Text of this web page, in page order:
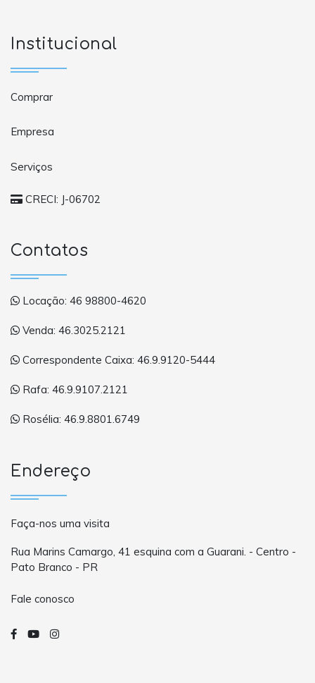
Institucional
Comprar
Empresa
Serviços
CRECI: J-06702
Contatos
Locação: 46 98800-4620
Venda: 46.3025.2121
Correspondente Caixa: 46.9.9120-5444
Rafa: 46.9.9107.2121
Rosélia: 46.9.8801.6749
Endereço
Faça-nos uma visita
Rua Marins Camargo, 41 esquina com a Guarani. - Centro -
Pato Branco - PR
Fale conosco